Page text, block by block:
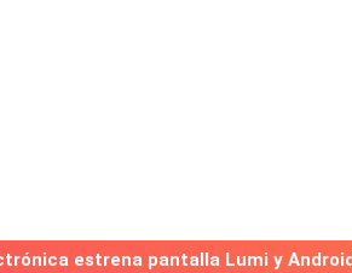
estrena pantalla Lumi y